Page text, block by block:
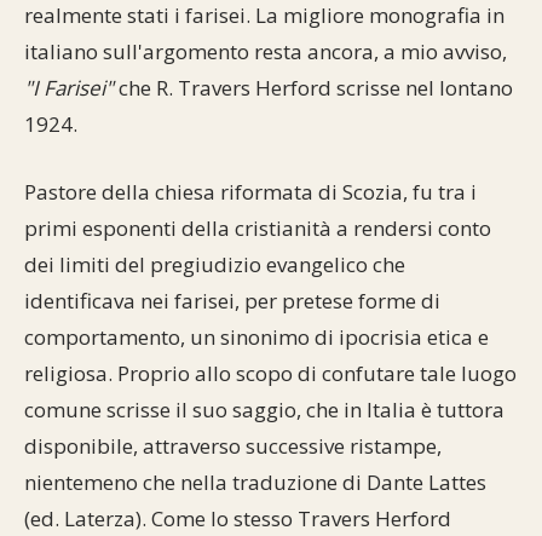
realmente stati i farisei. La migliore monografia in
italiano sull'argomento resta ancora, a mio avviso,
"I Farisei"che R. Travers Herford scrisse nel lontano
1924.
Pastore della chiesa riformata di Scozia, fu tra i
primi esponenti della cristianità a rendersi conto
dei limiti del pregiudizio evangelico che
identificava nei farisei, per pretese forme di
comportamento, un sinonimo di ipocrisia etica e
religiosa. Proprio allo scopo di confutare tale luogo
comune scrisse il suo saggio, che in Italia è tuttora
disponibile, attraverso successive ristampe,
nientemeno che nella traduzione di Dante Lattes
(ed. Laterza). Come lo stesso Travers Herford